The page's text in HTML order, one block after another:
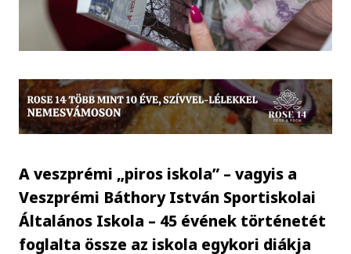
A veszprémi „piros iskola” – vagyis a
Veszprémi Báthory István Sportiskolai
Általános Iskola – 45 évének történetét
foglalta össze az iskola egykori diákja